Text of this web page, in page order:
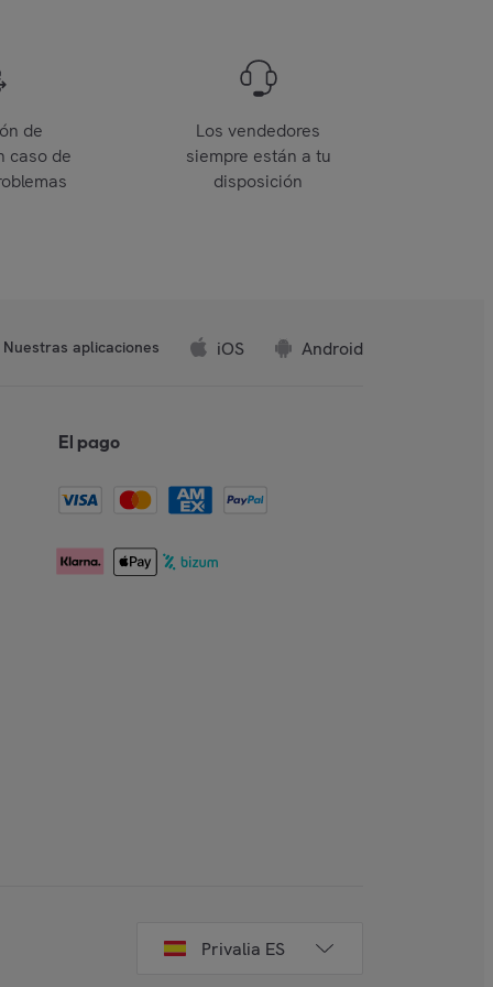
de
caso de
Los vendedores
siempre están a tu
disposición
Nuestras aplicaciones iOS Android
El pago
Privalia ES